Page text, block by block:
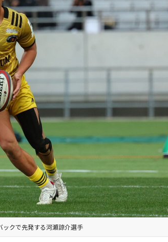
ックで先発する河瀬諒介選手